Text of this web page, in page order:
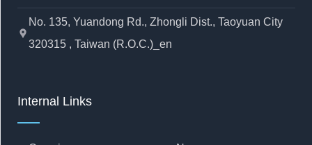
location_pin
No. 135, Yuandong Rd., Zhongli Dist., Taoyuan City
320315 , Taiwan (R.O.C.)_en
Internal Links